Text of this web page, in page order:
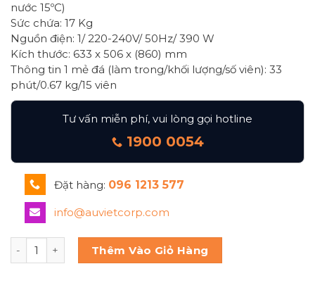
nước 15ºC)
Sức chứa: 17 Kg
Nguồn điện: 1/ 220-240V/ 50Hz/ 390 W
Kích thước: 633 x 506 x (860) mm
Thông tin 1 mẻ đá (làm trong/khối lượng/số viên): 33
phút/0.67 kg/15 viên
Tư vấn miễn phí, vui lòng gọi hotline
1900 0054
Đặt hàng: 096 1213 577
info@auvietcorp.com
MÁY ĐÁ VIÊN KHỐI TRÒN HOSHIZAKI IM-65NE-Q số lượng
Thêm Vào Giỏ Hàng